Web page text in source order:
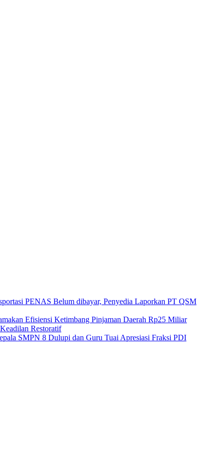
PENAS Belum dibayar, Penyedia Laporkan PT QSM
Efisiensi Ketimbang Pinjaman Daerah Rp25 Miliar
Restoratif
SMPN 8 Dulupi dan Guru Tuai Apresiasi Fraksi PDI